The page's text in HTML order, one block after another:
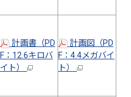
計画書（PD
F：12.6キロバ
イト）
計画図（PD
F：4.4メガバイ
ト）